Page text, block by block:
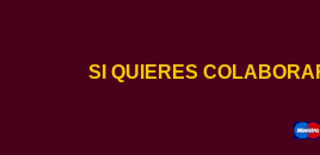
SI QUIERES